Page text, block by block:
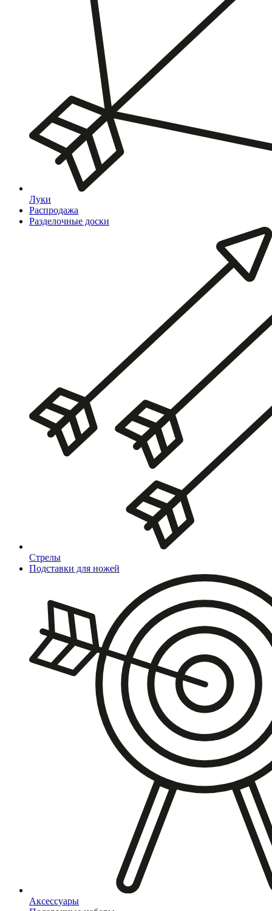
Луки
Распродажа
Разделочные доски
Стрелы
Подставки для ножей
Аксессуары